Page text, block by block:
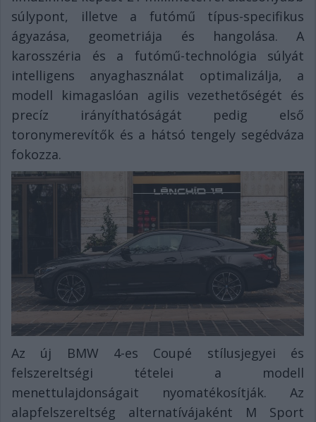
súlypont, illetve a futómű típus-specifikus
ágyazása, geometriája és hangolása. A
karosszéria és a futómű-technológia súlyát
intelligens anyaghasználat optimalizálja, a
modell kimagaslóan agilis vezethetőségét és
precíz irányíthatóságát pedig első
toronymerevítők és a hátsó tengely segédváza
fokozza.
Az új BMW 4-es Coupé stílusjegyei és
felszereltségi tételei a modell
menettulajdonságait nyomatékosítják. Az
alapfelszereltség alternatívájaként M Sport